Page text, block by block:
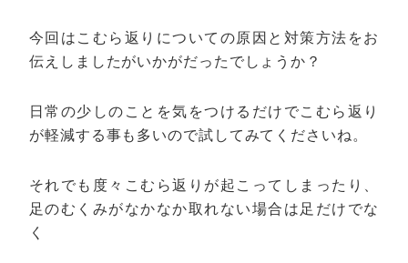
今回はこむら返りについての原因と対策方法をお
伝えしましたがいかがだったでしょうか？
日常の少しのことを気をつけるだけでこむら返り
が軽減する事も多いので試してみてくださいね。
それでも度々こむら返りが起こってしまったり、
足のむくみがなかなか取れない場合は足だけでな
く